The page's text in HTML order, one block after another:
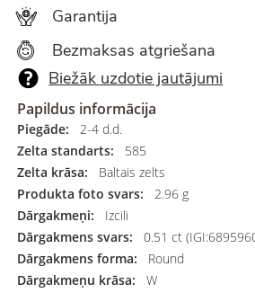
Garantija
Bezmaksas atgriešana
Biežāk uzdotie jautājumi
Papildus informācija
Piegāde:
2-4 d.d.
Zelta standarts:
585
Zelta krāsa:
Baltais zelts
Produkta foto svars:
2.96 g
Dārgakmeņi:
Izcili
Dārgakmens svars:
0.51 ct
Dārgakmens forma:
Round
Dārgakmeņu krāsa:
W